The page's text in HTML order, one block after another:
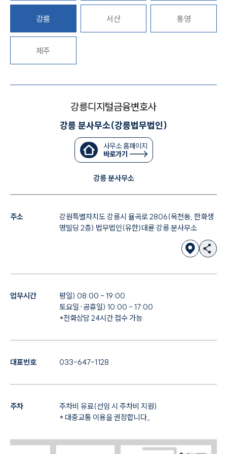
대륜법률상담예약
대륜법률상담예약
강릉 서산 통영
제주
강릉디지털금융변호사
강릉 분사무소(강릉법무법인)
사무소 홈페이지
바로가기
강릉 분사무소
주소
강원특별자치도 강릉시 율곡로 2806(옥천동, 한화생
명빌딩 2층) 법무법인(유한)대륜 강릉 분사무소
업무시간
평일) 08:00 - 19:00
토요일·공휴일) 10:00 - 17:00
*전화상담 24시간 접수 가능
대표번호 033-647-1128
주차
주차비 유료(선임 시 주차비 지원)
* 대중교통 이용을 권장합니다。